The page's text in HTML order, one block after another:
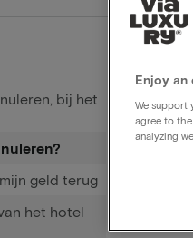
bij het
geld terug
het hotel
Enjoy an
We support
agree to
analyzing